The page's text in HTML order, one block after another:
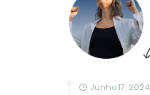
Junho 17, 2024